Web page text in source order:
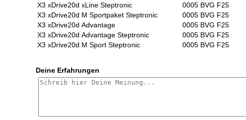
X3 xDrive20d xLine Steptronic 0005 BVG F25
X3 xDrive20d M Sportpaket Steptronic 0005 BVG F25
X3 xDrive20d Advantage 0005 BVG F25
X3 xDrive20d Advantage Steptronic 0005 BVG F25
X3 xDrive20d M Sport Steptronic 0005 BVG F25
Deine Erfahrungen